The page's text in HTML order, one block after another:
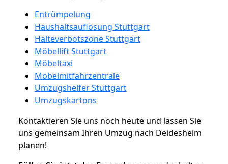
Entrümpelung
Haushaltsauflösung Stuttgart
Halteverbotszone Stuttgart
Möbellift Stuttgart
Möbeltaxi
Möbelmitfahrzentrale
Umzugshelfer Stuttgart
Umzugskartons
Kontaktieren Sie uns noch heute und lassen Sie
uns gemeinsam Ihren Umzug nach Deidesheim
planen!